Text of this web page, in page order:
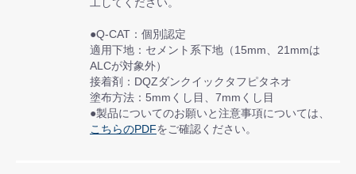
●Q-CAT：個別認定
適用下地：セメント系下地（15mm、21mmは
ALCが対象外）
接着剤：DQZダンクイックタフピタネオ
塗布方法：5mmくし目、7mmくし目
●製品についてのお願いと注意事項については、
こちらのPDFをご確認ください。